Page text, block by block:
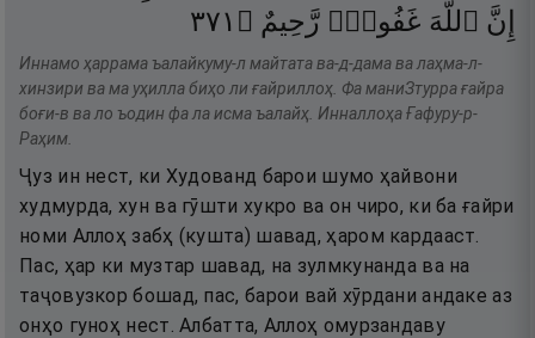
إِنَّ ٱللَّهَ غَفُورٌۭ رَّحِيمٌ ۝ ١٧٣
Иннамо ҳаррама ъалайкуму-л майтата ва-д-дама ва лаҳма-л-
хинзири ва ма уҳилла биҳо ли ғайриллоҳ. Фа маниЗтурра ғайра
боғи-в ва ло ъодин фа ла исма ъалайҳ. Инналлоҳа Ғафуру-р-
Раҳим.
Ҷуз ин нест, ки Худованд барои шумо ҳайвони
худмурда, хун ва гӯшти хукро ва он чиро, ки ба ғайри
номи Аллоҳ забҳ (кушта) шавад, ҳаром кардааст.
Пас, ҳар ки музтар шавад, на зулмкунанда ва на
таҷовузкор бошад, пас, барои вай хӯрдани андаке аз
онҳо гуноҳ нест. Албатта, Аллоҳ омурзандаву